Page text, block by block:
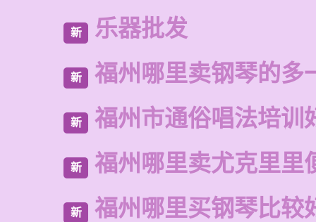
新 乐器批发
新 福州哪里卖钢琴的多
新 福州市通俗唱法培训
新 福州哪里卖尤克里里
新 福州哪里买钢琴比较